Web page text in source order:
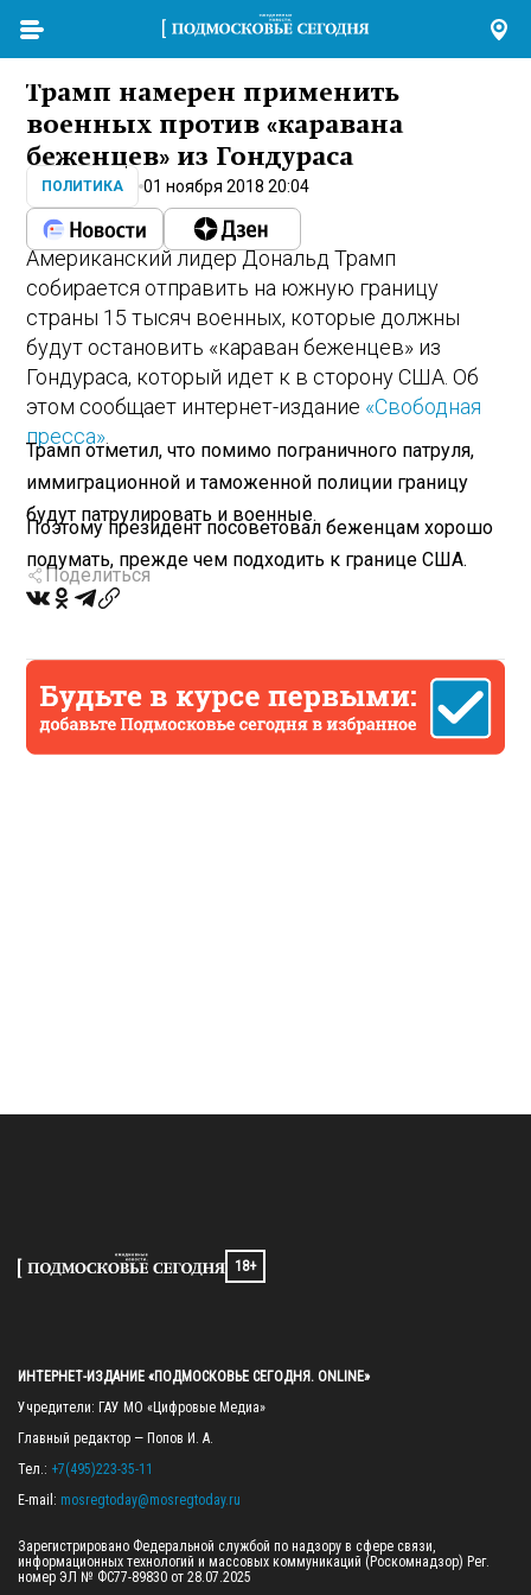
Трамп намерен применить
военных против «каравана
беженцев» из Гондураса
ПОЛИТИКА 01 ноября 2018 20:04
Американский лидер Дональд Трамп
собирается отправить на южную границу
страны 15 тысяч военных, которые должны
будут остановить «караван беженцев» из
Гондураса, который идет к в сторону США. Об
этом сообщает интернет-издание «Свободная
пресса»
Трамп отметил, что помимо пограничного патруля,
иммиграционной и таможенной полиции границу
будут патрулировать и военные.
Поэтому президент посоветовал беженцам хорошо
подумать, прежде чем подходить к границе США.
Поделиться
18+
ИНТЕРНЕТ-ИЗДАНИЕ «ПОДМОСКОВЬЕ СЕГОДНЯ. ONLINE»
Учредители: ГАУ МО «Цифровые Медиа»
Главный редактор — Попов И. А.
Тел.: +7(495)223-35-11
E-mail: mosregtoday@mosregtoday.ru
Зарегистрировано Федеральной службой по надзору в сфере связи,
информационных технологий и массовых коммуникаций (Роскомнадзор) Рег.
номер ЭЛ № ФС77-89830 от 28.07.2025